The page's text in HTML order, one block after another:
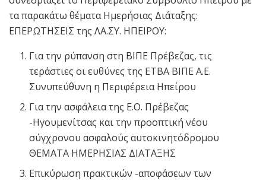
τα παρακάτω θέματα Ημερήσιας Διάταξης:
ΕΠΕΡΩΤΗΣΕΙΣ της ΛΑ.ΣΥ. ΗΠΕΙΡΟΥ:
Για την ρύπανση στη ΒΙΠΕ Πρέβεζας, τις
τεράστιες οι ευθύνες της ΕΤΒΑ ΒΙΠΕ Α.Ε.
Συνυπεύθυνη η Περιφέρεια Ηπείρου
Για την ασφάλεια της Ε.Ο. Πρέβεζας
-Ηγουμενίτσας και την προοπτική νέου
σύγχρονου ασφαλούς αυτοκινητόδρομου
ΘΕΜΑΤΑ ΗΜΕΡΗΣΙΑΣ ΔΙΑΤΑΞΗΣ
Επικύρωση πρακτικών -αποφάσεων των